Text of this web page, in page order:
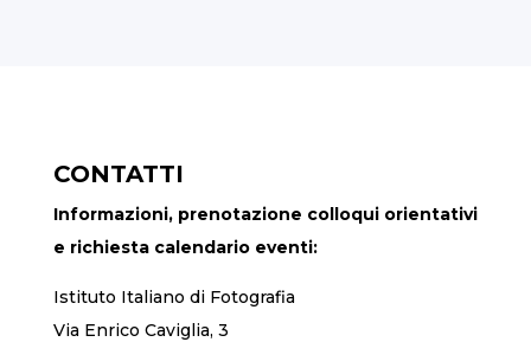
CONTATTI
Informazioni, prenotazione colloqui orientativi
e richiesta calendario eventi:
Istituto Italiano di Fotografia
Via Enrico Caviglia, 3